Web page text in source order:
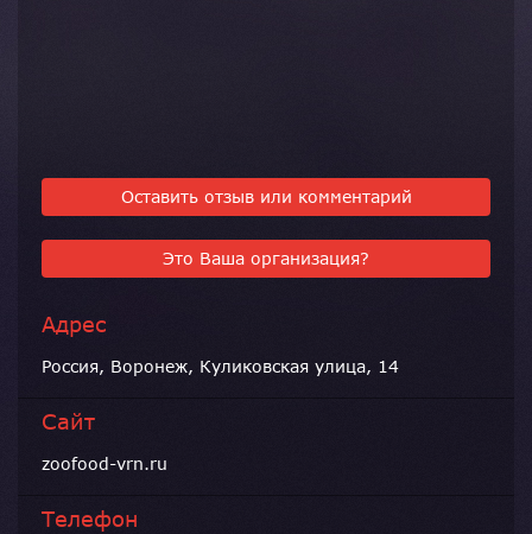
Оставить отзыв или комментарий
Это Ваша организация?
Адрес
Россия, Воронеж, Куликовская улица, 14
Сайт
zoofood-vrn.ru
Телефон